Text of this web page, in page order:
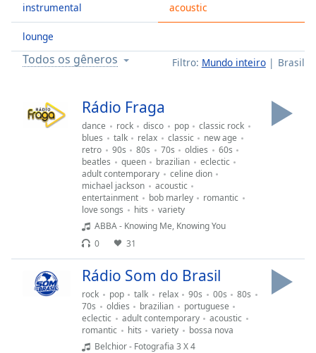
Duration-:-
Loaded:
0.00%
Stream
TypeLIVE
currently
behind
Chapters
Chapters
descriptions
instrumental
lounge
acoustic
Filtro: Mundo inteiro Brasil
Todos os gêneros
Rádio Fraga
dance rock disco pop
classic rock
blues
talk relax classic
new age
retro
90s 80s 70s oldies
60s
beatles
queen brazilian
eclectic
adult contemporary
celine dion
michael jackson
acoustic
entertainment
bob marley
romantic
love songs
hits
variety
ABBA - Knowing Me, Knowing You
0
31
Rádio Som do Brasil
rock pop talk relax 90s 00s
80s
70s
oldies brazilian
portuguese
eclectic
adult contemporary
acoustic
romantic
hits variety
bossa nova
Belchior - Fotografia 3 X 4